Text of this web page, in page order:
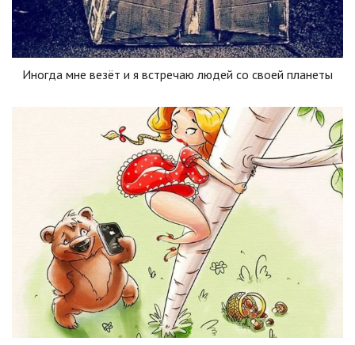
Иногда мне везёт и я встречаю людей со своей планеты